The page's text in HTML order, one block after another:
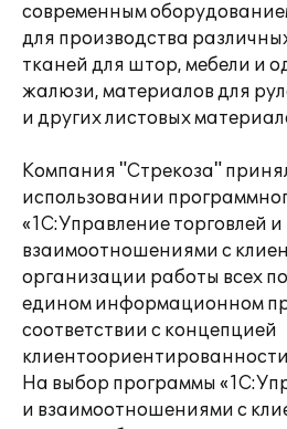
современным
для производства
тканей для штор, мебели и
жалюзи, материалов для
и других листовых
Компания "Стрекоза"
использовании
«1С:Управление торговлей и
взаимоотношениями с
организации работы всех
едином информационном
соответствии с концепцией
На выбор программы
и взаимоотношениями с